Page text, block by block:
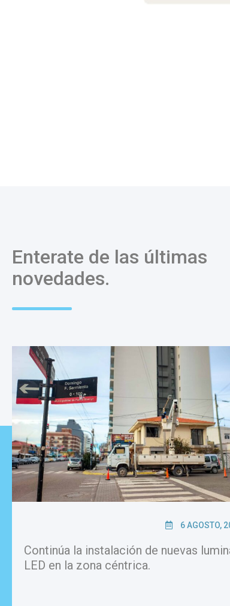
Enterate de las últimas
novedades.
6 AGOSTO,
Continúa la instalación de nuevas
LED en la zona céntrica.